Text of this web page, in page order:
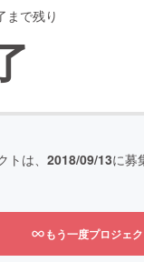
まで残り
は、 2018/09/13に募
もう一度プロジェ